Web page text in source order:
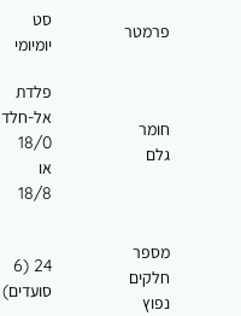
פרמטר
סט
יומיומי
חומר
גלם
פלדת
אל-חלד
18/0
או
18/8
מספר
חלקים
נפוץ
24 (6
סועדים)